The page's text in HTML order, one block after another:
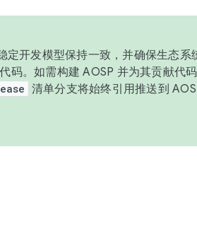
定开发模型保持一致，并确保生态系
码。如需构建 AOSP 并为其贡献代
清单分支将始终引用推送到